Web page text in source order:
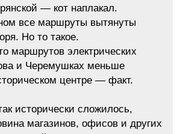
— кот наплакал.
все маршруты вытянуты
Но то такое.
маршрутов электрических
и Черемушках меньше
центре — факт.
исторически сложилось,
магазинов, офисов и других